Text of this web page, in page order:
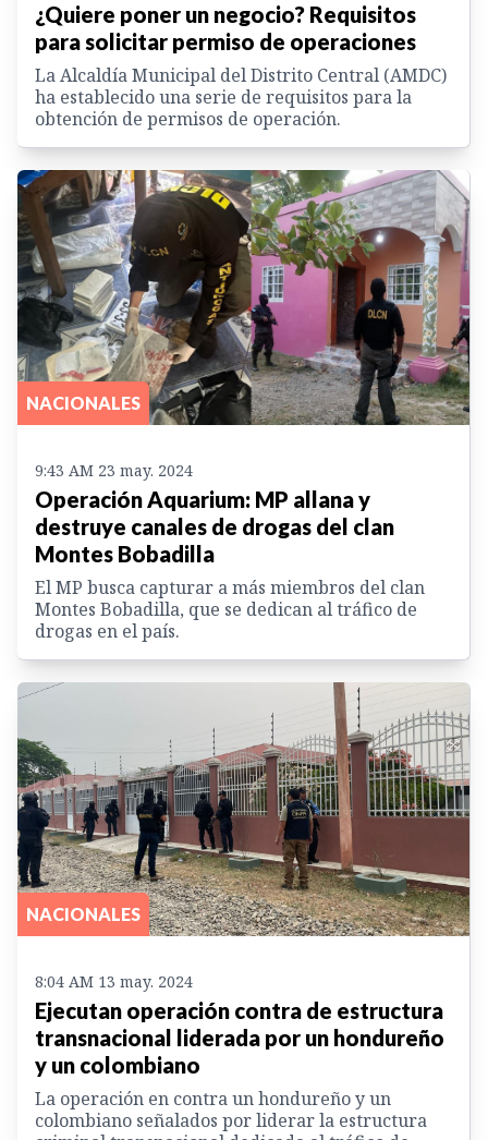
¿Quiere poner un negocio? Requisitos
para solicitar permiso de operaciones
La Alcaldía Municipal del Distrito Central (AMDC)
ha establecido una serie de requisitos para la
obtención de permisos de operación.
NACIONALES
9:43 AM 23 may. 2024
Operación Aquarium: MP allana y
destruye canales de drogas del clan
Montes Bobadilla
El MP busca capturar a más miembros del clan
Montes Bobadilla, que se dedican al tráfico de
drogas en el país.
NACIONALES
8:04 AM 13 may. 2024
Ejecutan operación contra de estructura
transnacional liderada por un hondureño
y un colombiano
La operación en contra un hondureño y un
colombiano señalados por liderar la estructura